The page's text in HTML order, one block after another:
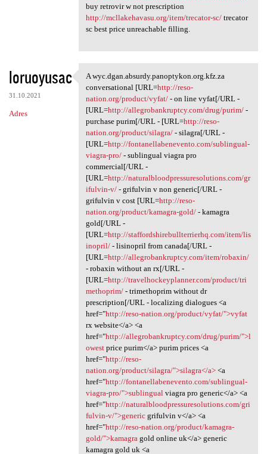
buy retrovir w not prescription
http://mcllakehavasu.org/item/trecator-sc/trecator
sc best price unreachable filling.
loruoyusac
31.10.2021
Adres
A wyc.dgan.absurdy.panoptykon
A wyc.dgan.absurdy.panoptykon.org.kfz.za
conversational [URL=http://reso-
nation.org/product/vyfat/- on line vyfat[/URL -
[URL=http://allegrobankruptcy.com/drug/purim/-
purchase purim[/URL - [URL=http://reso-
nation.org/product/silagra/- silagra[/URL -
[URL=http://fontanellabenevento.com/sublingual-
viagra-pro/- sublingual viagra pro
commercial[/URL -
[URL=http://naturalbloodpressuresolutions.com/gr
ifulvin-v/- grifulvin v non generic[/URL -
grifulvin v cost [URL=http://reso-
nation.org/product/kamagra-gold/- kamagra
gold[/URL -
[URL=http://staffordshirebullterrierhq.com/item/lis
inopril/- lisinopril from canada[/URL -
[URL=http://allegrobankruptcy.com/item/robaxin/
- robaxin without an rx[/URL -
[URL=http://travelhockeyplanner.com/product/tri
methoprim/- trimethoprim without dr
prescription[/URL - localizing dialogues <a
href="http://reso-nation.org/product/vyfat/">vyfat
rx website</a> <a
href="http://allegrobankruptcy.com/drug/purim/">l
owestprice purim</a> purim prices <a
href="http://reso-
nation.org/product/silagra/">silagra</a><a
href="http://fontanellabenevento.com/sublingual-
viagra-pro/">sublingual viagra pro generic</a> <a
href="http://naturalbloodpressuresolutions.com/gri
fulvin-v/">genericgrifulvin v</a> <a
href="http://reso-nation.org/product/kamagra-
gold/">kamagra gold online uk</a> generic
kamagra gold uk <a